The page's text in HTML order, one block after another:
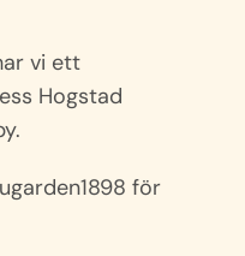
vi ett
Hogstad
för